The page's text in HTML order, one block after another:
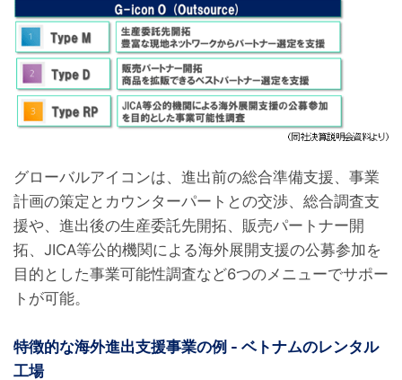
グローバルアイコンは、進出前の総合準備支援、事業
計画の策定とカウンターパートとの交渉、総合調査支
援や、進出後の生産委託先開拓、販売パートナー開
拓、JICA等公的機関による海外展開支援の公募参加を
目的とした事業可能性調査など6つのメニューでサポー
トが可能。
特徴的な海外進出支援事業の例 - ベトナムのレンタル
工場